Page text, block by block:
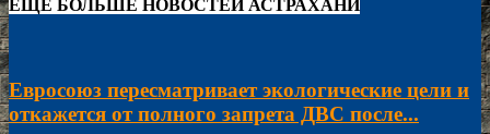
ЕЩЁ БОЛЬШЕ НОВОСТЕЙ АСТРАХАНИ
Евросоюз пересматривает экологические цели и
откажется от полного запрета ДВС после...